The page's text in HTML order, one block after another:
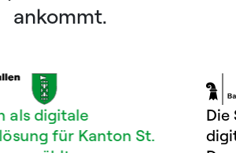
ankommt.
digitale
für Kanton St.
Die